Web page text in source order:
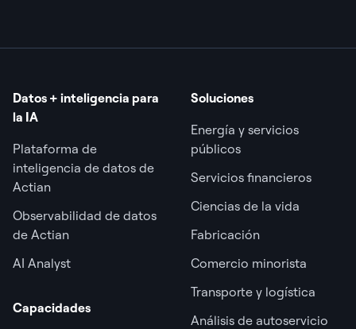
Datos + inteligencia para
la IA
Plataforma de
inteligencia de datos de
Actian
Observabilidad de datos
de Actian
AI Analyst
Capacidades
Soluciones
Energía y servicios
públicos
Servicios financieros
Ciencias de la vida
Fabricación
Comercio minorista
Transporte y logística
Análisis de autoservicio